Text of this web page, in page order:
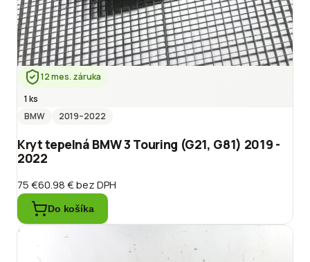
12 mes. záruka
1 ks
BMW
2019–2022
Kryt tepelná BMW 3 Touring (G21, G81) 2019 -
2022
75 €60.98 €bez DPH
Do košíka